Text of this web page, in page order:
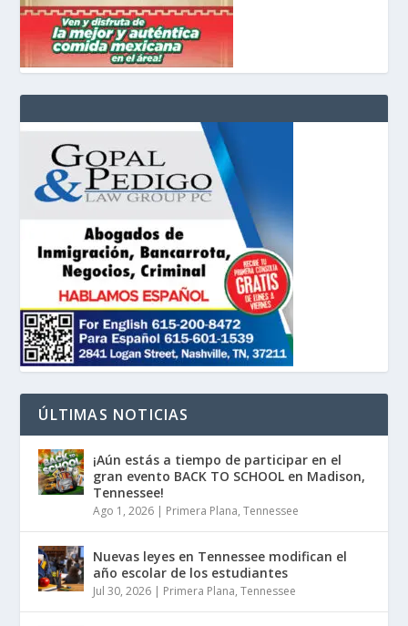
ÚLTIMAS NOTICIAS
¡Aún estás a tiempo de participar en el
gran evento BACK TO SCHOOL en Madison,
Tennessee!
Ago 1, 2026 | Primera Plana,Tennessee
Nuevas leyes en Tennessee modifican el
año escolar de los estudiantes
Jul 30, 2026 | Primera Plana,Tennessee